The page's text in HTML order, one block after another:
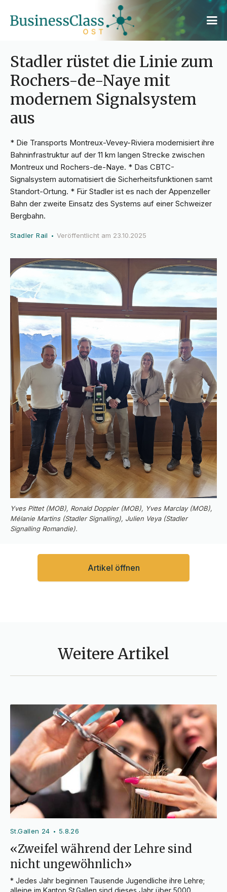
Stadler rüstet die Linie zum
Rochers-de-Naye mit
modernem Signalsystem
aus
* Die Transports Montreux-Vevey-Riviera modernisiert ihre
Bahninfrastruktur auf der 11 km langen Strecke zwischen
Montreux und Rochers-de-Naye. * Das CBTC-
Signalsystem automatisiert die Sicherheitsfunktionen samt
Standort-Ortung. * Für Stadler ist es nach der Appenzeller
Bahn der zweite Einsatz des Systems auf einer Schweizer
Bergbahn.
Stadler Rail • Veröffentlicht am 23.10.2025
Yves Pittet (MOB), Ronald Doppler (MOB), Yves Marclay (MOB),
Mélanie Martins (Stadler Signalling), Julien Veya (Stadler
Signalling Romandie).
Artikel öffnen
Weitere Artikel
St.Gallen 24 • 5.8.26
«Zweifel während der Lehre sind
nicht ungewöhnlich»
* Jedes Jahr beginnen Tausende Jugendliche ihre Lehre;